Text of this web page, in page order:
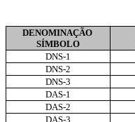
DENOMINAÇÃO
SÍMBOLO
DNS-1
DNS-2
DNS-3
DAS-1
DAS-2
DAS-3